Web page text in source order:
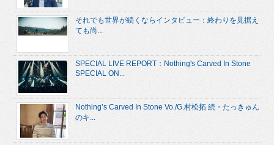
それでも世界が続くならインタビュー：終わりを見据え
ても尚...
SPECIAL LIVE REPORT：Nothing's Carved In Stone
SPECIAL ON...
Nothing’s Carved In Stone Vo./G.村松拓 続・たっきゅん
のキ...